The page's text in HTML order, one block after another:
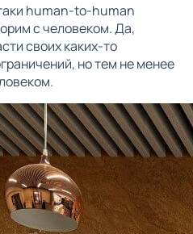
human-to-human
с человеком. Да,
своих каких-то
но тем не менее